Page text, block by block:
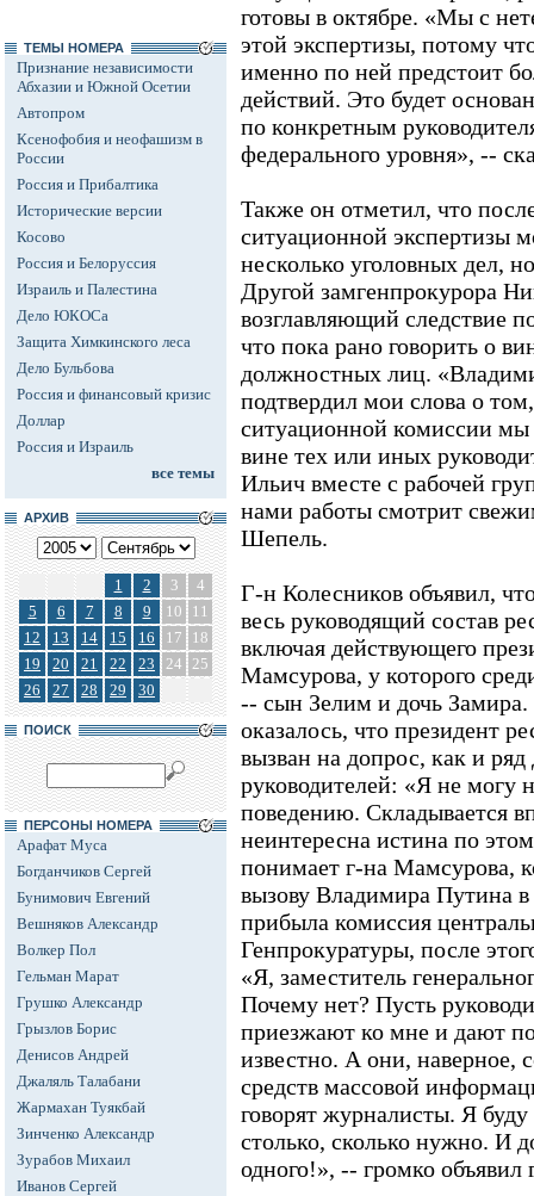
ТЕМЫ НОМЕРА
Признание независимости
Абхазии и Южной Осетии
Автопром
Ксенофобия и неофашизм в
России
Россия и Прибалтика
Исторические версии
Косово
Россия и Белоруссия
Израиль и Палестина
Дело ЮКОСа
Защита Химкинского леса
Дело Бульбова
Россия и финансовый кризис
Доллар
Россия и Израиль
все темы
АРХИВ
1 2 3
4
5
6 7 8 9 10
11
12
13 14 15 16 17
18
19
20 21 22 23 24 25
26
27 28 29 30
ПОИСК
ПЕРСОНЫ НОМЕРА
Арафат Муса
Богданчиков Сергей
Бунимович Евгений
Вешняков Александр
Волкер Пол
Гельман Марат
Грушко Александр
Грызлов Борис
Денисов Андрей
Джаляль Талабани
Жармахан Туякбай
Зинченко Александр
Зурабов Михаил
Иванов Сергей
готовы в октябре. «Мы с
этой экспертизы, потому
именно по ней предстоит
действий. Это будет
по конкретным
федерального уровня», --
Также он отметил, что
ситуационной экспертизы
несколько уголовных дел,
Другой замгенпрокурора
возглавляющий следствие
что пока рано говорить о
должностных лиц.
подтвердил мои слова о
ситуационной комиссии
вине тех или иных
Ильич вместе с рабочей
нами работы смотрит
Шепель.
Г-н Колесников объявил,
весь руководящий состав
включая действующего
Мамсурова, у которого
-- сын Зелим и дочь
оказалось, что президент
вызван на допрос, как и
руководителей: «Я не могу
поведению. Складывается
неинтересна истина по
понимает г-на Мамсурова,
вызову Владимира Путина
прибыла комиссия
Генпрокуратуры, после
«Я, заместитель
Почему нет? Пусть
приезжают ко мне и дают
известно. А они, наверное,
средств массовой
говорят журналисты. Я
столько, сколько нужно. И
одного!», -- громко объявил